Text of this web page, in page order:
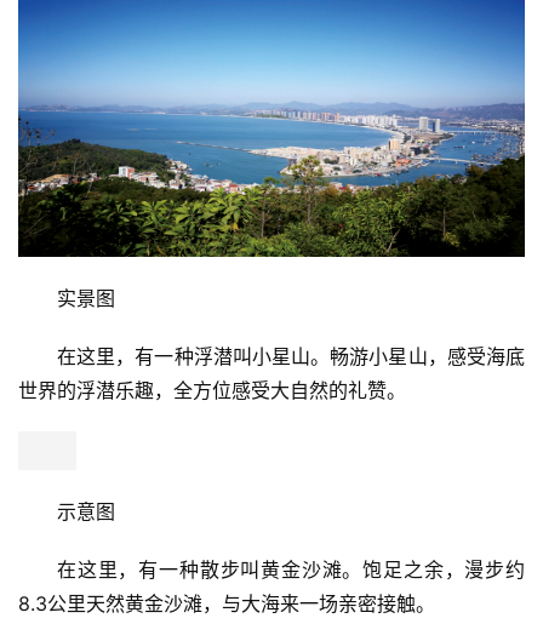
实景图
在这里，有一种浮潜叫小星山。畅游小星山，感受海底
世界的浮潜乐趣，全方位感受大自然的礼赞。
示意图
在这里，有一种散步叫黄金沙滩。饱足之余，漫步约
8.3公里天然黄金沙滩，与大海来一场亲密接触。